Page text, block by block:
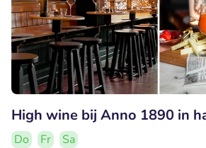
High wine bij Anno 1890 in
Do Fr
Sa